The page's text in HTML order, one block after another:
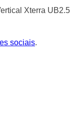
Xterra UB2.5
sociais.